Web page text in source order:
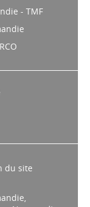
- TMF
du site